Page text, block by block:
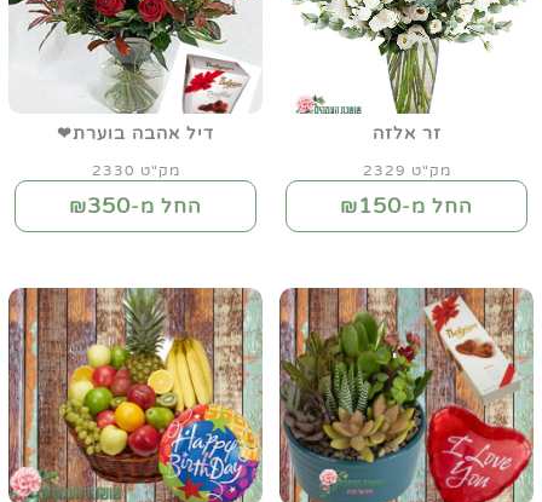
זר אלזה
מק"ט 2329
החל מ-₪150
דיל אהבה בוערת❤
מק"ט 2330
החל מ-₪350